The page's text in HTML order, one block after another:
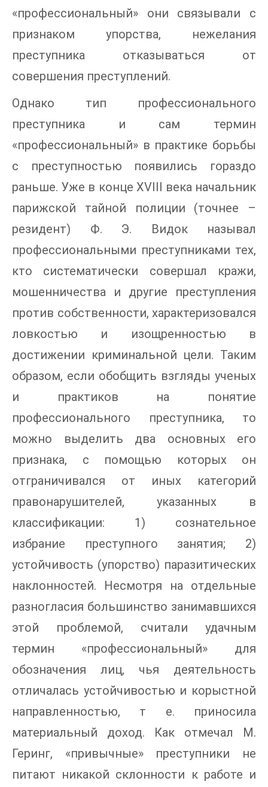
«профессиональный» они связывали с
признаком упорства, нежелания
преступника отказываться от
совершения преступлений.
Однако тип профессионального
преступника и сам термин
«профессиональный» в практике борьбы
с преступностью появились гораздо
раньше. Уже в конце XVIII века начальник
парижской тайной полиции (точнее –
резидент) Ф. Э. Видок называл
профессиональными преступниками тех,
кто систематически совершал кражи,
мошенничества и другие преступления
против собственности, характеризовался
ловкостью и изощренностью в
достижении криминальной цели. Таким
образом, если обобщить взгляды ученых
и практиков на понятие
профессионального преступника, то
можно выделить два основных его
признака, с помощью которых он
отграничивался от иных категорий
правонарушителей, указанных в
классификации: 1) сознательное
избрание преступного занятия; 2)
устойчивость (упорство) паразитических
наклонностей. Несмотря на отдельные
разногласия большинство занимавшихся
этой проблемой, считали удачным
термин «профессиональный» для
обозначения лиц, чья деятельность
отличалась устойчивостью и корыстной
направленностью, т е. приносила
материальный доход. Как отмечал М.
Геринг, «привычные» преступники не
питают никакой склонности к работе и